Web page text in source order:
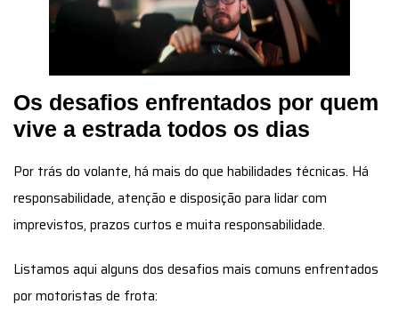
Os desafios enfrentados por quem
vive a estrada todos os dias
Por trás do volante, há mais do que habilidades técnicas. Há
responsabilidade, atenção e disposição para lidar com
imprevistos, prazos curtos e muita responsabilidade.
Listamos aqui alguns dos desafios mais comuns enfrentados
por motoristas de frota: